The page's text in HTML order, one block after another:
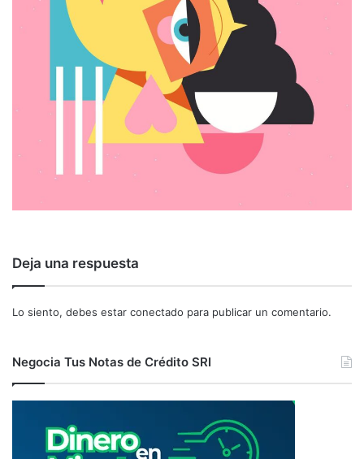
Deja una respuesta
Lo siento, debes estar conectado para publicar un comentario.
Negocia Tus Notas de Crédito SRI